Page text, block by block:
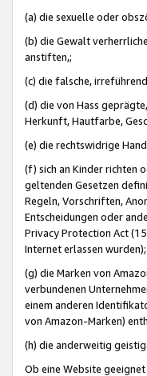
(a) die sexuelle oder
(b) die Gewalt
anstiften,;
(c) die falsche,
(d) die von Hass
Herkunft, Hautfarbe,
(e) die rechtswidrige
(f) sich an Kinder richten
geltenden Gesetzen
Regeln, Vorschriften,
Entscheidungen oder
Privacy Protection Act
Internet erlassen wurden);
(g) die Marken von
verbundenen
einem anderen
von Amazon-Marken)
(h) die anderweitig
Ob eine Website